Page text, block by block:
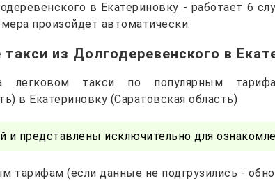
в Екатериновку - работает 6
произойдет автоматически.
из Долгодеревенского в
легковом такси по популярным
в Екатериновку (Саратовская область)
и представлены исключительно для
тарифам (если данные не подгрузились -